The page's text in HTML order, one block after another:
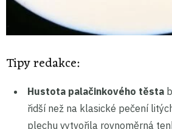
Tipy redakce:
Hustota palačinkového těsta
řidší než na klasické pečení
plechu vytvořila rovnoměrná